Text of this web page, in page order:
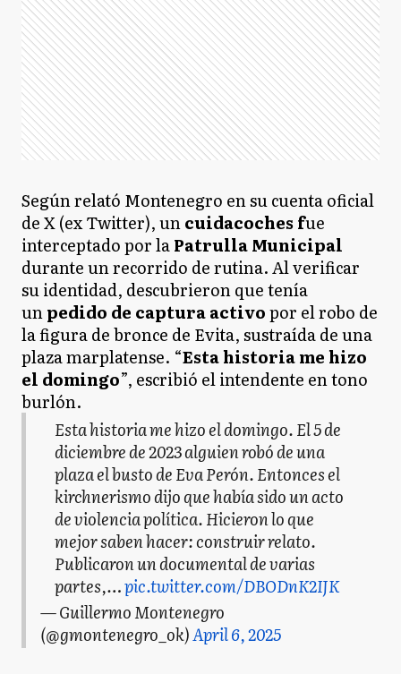
Según relató Montenegro en su cuenta oficial
de X (ex Twitter), uncuidacoches fue
interceptado por laPatrulla Municipal
durante un recorrido de rutina. Al verificar
su identidad, descubrieron que tenía
unpedido de captura activopor el robo de
la figura de bronce de Evita, sustraída de una
plaza marplatense. “Esta historia me hizo
el domingo”, escribió el intendente en tono
burlón.
Esta historia me hizo el domingo. El 5 de
diciembre de 2023 alguien robó de una
plaza el busto de Eva Perón. Entonces el
kirchnerismo dijo que había sido un acto
de violencia política. Hicieron lo que
mejor saben hacer: construir relato.
Publicaron un documental de varias
partes,…pic.twitter.com/DBODnK2IJK
— Guillermo Montenegro
(@gmontenegro_ok)April 6, 2025